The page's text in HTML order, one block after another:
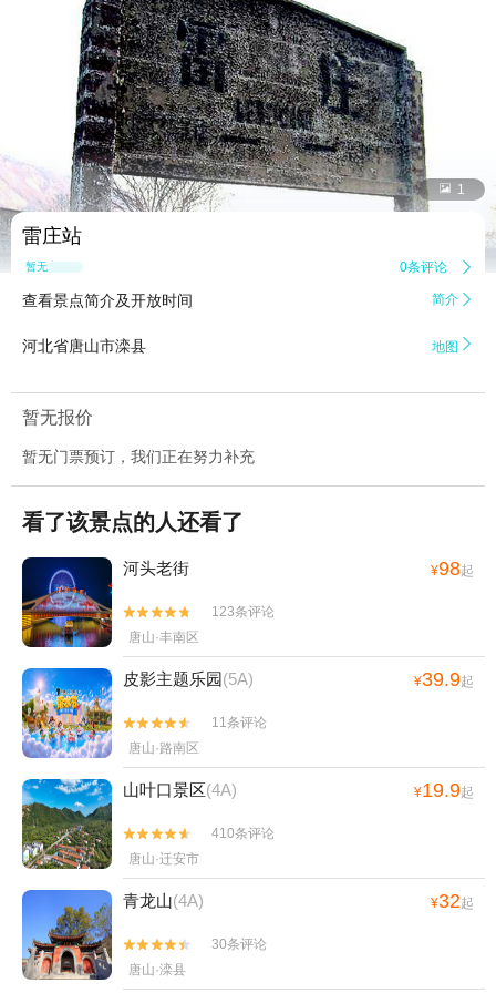
 1
雷庄站
暂无点评 0条评论 
查看景点简介及开放时间 简介 
河北省唐山市滦县 地图 
暂无报价
暂无门票预订，我们正在努力补充
看了该景点的人还看了
河头老街 ¥98起


123条评论
唐山·丰南区
皮影主题乐园(5A) ¥39.9起


11条评论
唐山·路南区
山叶口景区(4A) ¥19.9起


410条评论
唐山·迁安市
青龙山(4A) ¥32起


30条评论
唐山·滦县